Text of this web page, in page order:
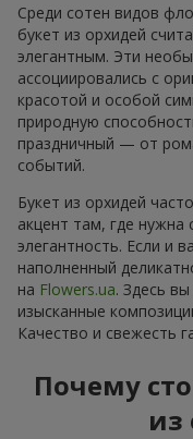
Среди сотен видов
букет из орхидей
элегантным. Эти
ассоциировались с
красотой и особой
природную
праздничный — от
событий.
Букет из орхидей
акцент там, где
элегантность. Если и
наполненный
на Flowers.ua. Здесь
изысканные
Качество и свежесть
Почему
из